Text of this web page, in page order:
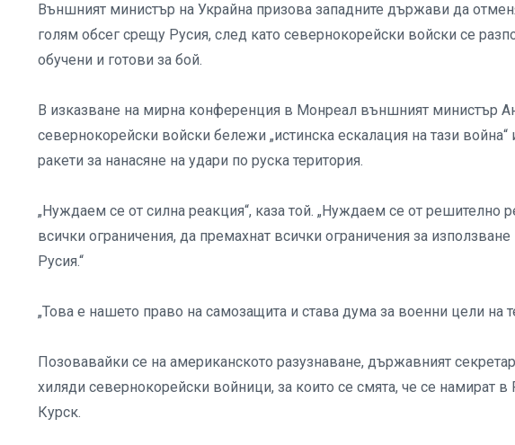
Външният министър на Украйна призова западните държави да
голям обсег срещу Русия, след като севернокорейски войски се
обучени и готови за бой.
В изказване на мирна конференция в Монреал външният министър
севернокорейски войски бележи „истинска ескалация на тази
ракети за нанасяне на удари по руска територия.
„Нуждаем се от силна реакция“, каза той. „Нуждаем се от
всички ограничения, да премахнат всички ограничения за
Русия.“
„Това е нашето право на самозащита и става дума за военни цели на
Позовавайки се на американското разузнаване, държавният
хиляди севернокорейски войници, за които се смята, че се намират
Курск.